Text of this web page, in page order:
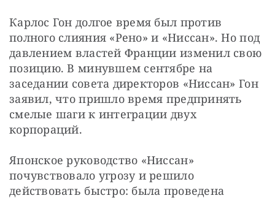
Карлос Гон долгое время был против
полного слияния «Рено» и «Ниссан». Но под
давлением властей Франции изменил свою
позицию. В минувшем сентябре на
заседании совета директоров «Ниссан» Гон
заявил, что пришло время предпринять
смелые шаги к интеграции двух
корпораций.
Японское руководство «Ниссан»
почувствовало угрозу и решило
действовать быстро: была проведена